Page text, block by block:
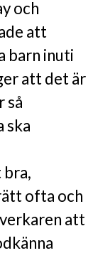
och
att
barn inuti
att det är
så
ska
ofta och
att